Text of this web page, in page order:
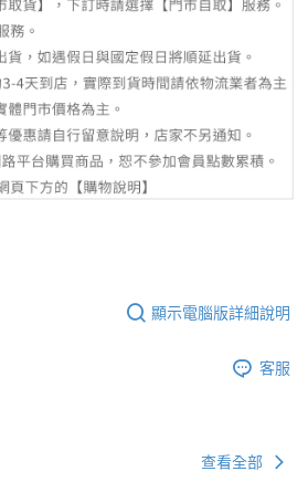
顯示電腦版詳細說明
客服
查看全部